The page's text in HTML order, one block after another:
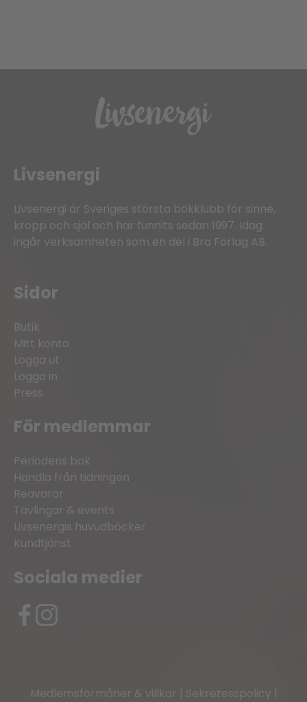
Livsenergi
Livsenergi är Sveriges största bokklubb för sinne,
kropp och själ och har funnits sedan 1997. Idag
ingår verksamheten som en del i Bra Förlag AB.
Sidor
Butik
Mitt konto
Logga ut
Logga in
Press
För medlemmar
Periodens bok
Handla från tidningen
Reavaror
Tävlingar & events
Livsenergis huvudböcker
Kundtjänst
Sociala medier
Medlemsförmåner & villkor | Sekretesspolicy |